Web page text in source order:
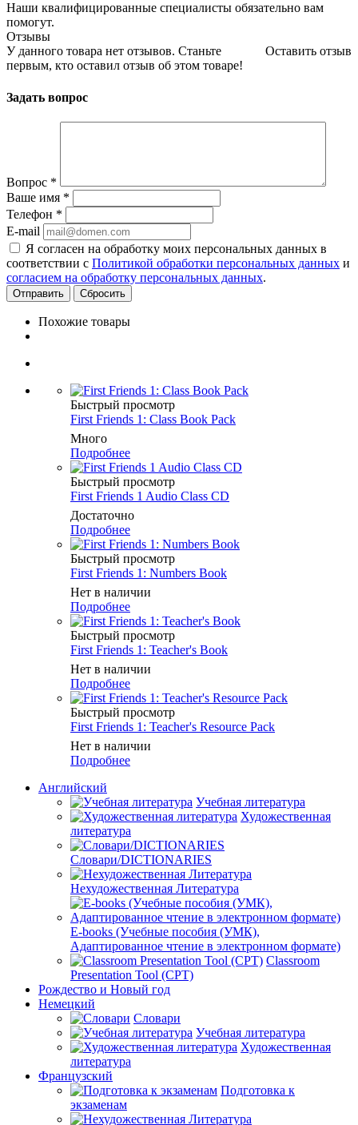
Наши квалифицированные специалисты обязательно вам
помогут.
Отзывы
Оставить отзыв
У данного товара нет отзывов. Станьте
первым, кто оставил отзыв об этом товаре!
Задать вопрос
Вопрос *
Ваше имя *
Телефон *
E-mail
Я согласен на обработку моих персональных данных в
соответствии с Политикой обработки персональных данных и
согласием на обработку персональных данных.
Сбросить
Похожие товары
Быстрый просмотр
First Friends 1: Class Book Pack
Много
Подробнее
Быстрый просмотр
First Friends 1 Audio Class CD
Достаточно
Подробнее
Быстрый просмотр
First Friends 1: Numbers Book
Нет в наличии
Подробнее
Быстрый просмотр
First Friends 1: Teacher's Book
Нет в наличии
Подробнее
Быстрый просмотр
First Friends 1: Teacher's Resource Pack
Нет в наличии
Подробнее
Английский
Учебная литература
Художественная
литература
Словари/DICTIONARIES
Нехудожественная Литература
E-books (Учебные пособия (УМК),
Адаптированное чтение в электронном формате)
Classroom
Presentation Tool (CPT)
Рождество и Новый год
Немецкий
Словари
Учебная литература
Художественная
литература
Французский
Подготовка к
экзаменам